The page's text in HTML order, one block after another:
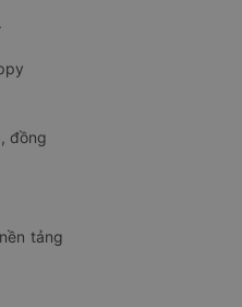
đồng
tảng